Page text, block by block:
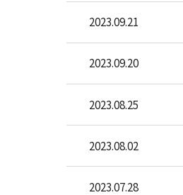
2023.09.21
2023.09.20
2023.08.25
2023.08.02
2023.07.28